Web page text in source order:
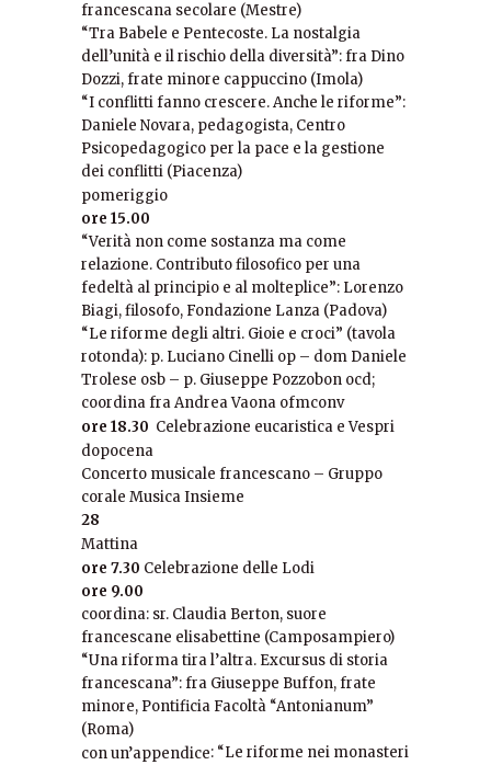
francescana secolare (Mestre)
“Tra Babele e Pentecoste. La nostalgia
dell’unità e il rischio della diversità”: fra Dino
Dozzi, frate minore cappuccino (Imola)
“I conflitti fanno crescere. Anche le riforme”:
Daniele Novara, pedagogista, Centro
Psicopedagogico per la pace e la gestione
dei conflitti (Piacenza)
pomeriggio
ore 15.00
“Verità non come sostanza ma come
relazione. Contributo filosofico per una
fedeltà al principio e al molteplice”: Lorenzo
Biagi, filosofo, Fondazione Lanza (Padova)
“Le riforme degli altri. Gioie e croci” (tavola
rotonda): p. Luciano Cinelli op – dom Daniele
Trolese osb – p. Giuseppe Pozzobon ocd;
coordina fra Andrea Vaona ofmconv
ore 18.30 Celebrazione eucaristica e Vespri
dopocena
Concerto musicale francescano – Gruppo
corale Musica Insieme
28
Mattina
ore 7.30 Celebrazione delle Lodi
ore 9.00
coordina: sr. Claudia Berton, suore
francescane elisabettine (Camposampiero)
“Una riforma tira l’altra. Excursus di storia
francescana”: fra Giuseppe Buffon, frate
minore, Pontificia Facoltà “Antonianum”
(Roma)
con un’appendice: “Le riforme nei monasteri